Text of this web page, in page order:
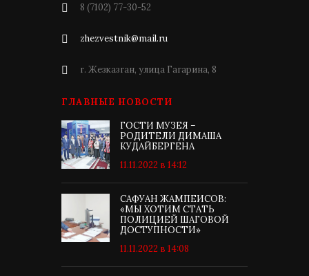
8 (7102) 77-30-52
zhezvestnik@mail.ru
г. Жезказган, улица Гагарина, 8
ГЛАВНЫЕ НОВОСТИ
ГОСТИ МУЗЕЯ –
РОДИТЕЛИ ДИМАША
КУДАЙБЕРГЕНА
11.11.2022 в 14:12
САФУАН ЖАМПЕИСОВ:
«МЫ ХОТИМ СТАТЬ
ПОЛИЦИЕЙ ШАГОВОЙ
ДОСТУПНОСТИ»
11.11.2022 в 14:08